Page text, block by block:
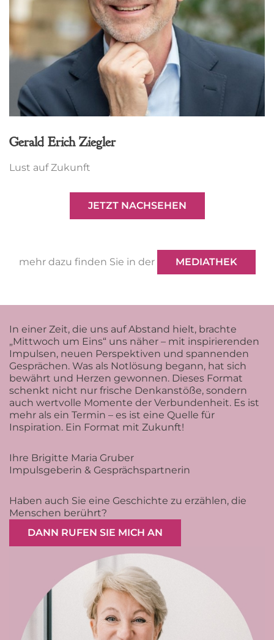
Gerald Erich Ziegler
Lust auf Zukunft
JETZT NACHSEHEN
mehr dazu finden Sie in der MEDIATHEK
In einer Zeit, die uns auf Abstand hielt, brachte
„Mittwoch um Eins“ uns näher – mit inspirierenden
Impulsen, neuen Perspektiven und spannenden
Gesprächen. Was als Notlösung begann, hat sich
bewährt und Herzen gewonnen. Dieses Format
schenkt nicht nur frische Denkanstöße, sondern
auch wertvolle Momente der Verbundenheit. Es ist
mehr als ein Termin – es ist eine Quelle für
Inspiration. Ein Format mit Zukunft!
Ihre Brigitte Maria Gruber
Impulsgeberin & Gesprächspartnerin
Haben auch Sie eine Geschichte zu erzählen, die
Menschen berührt?
DANN RUFEN SIE MICH AN